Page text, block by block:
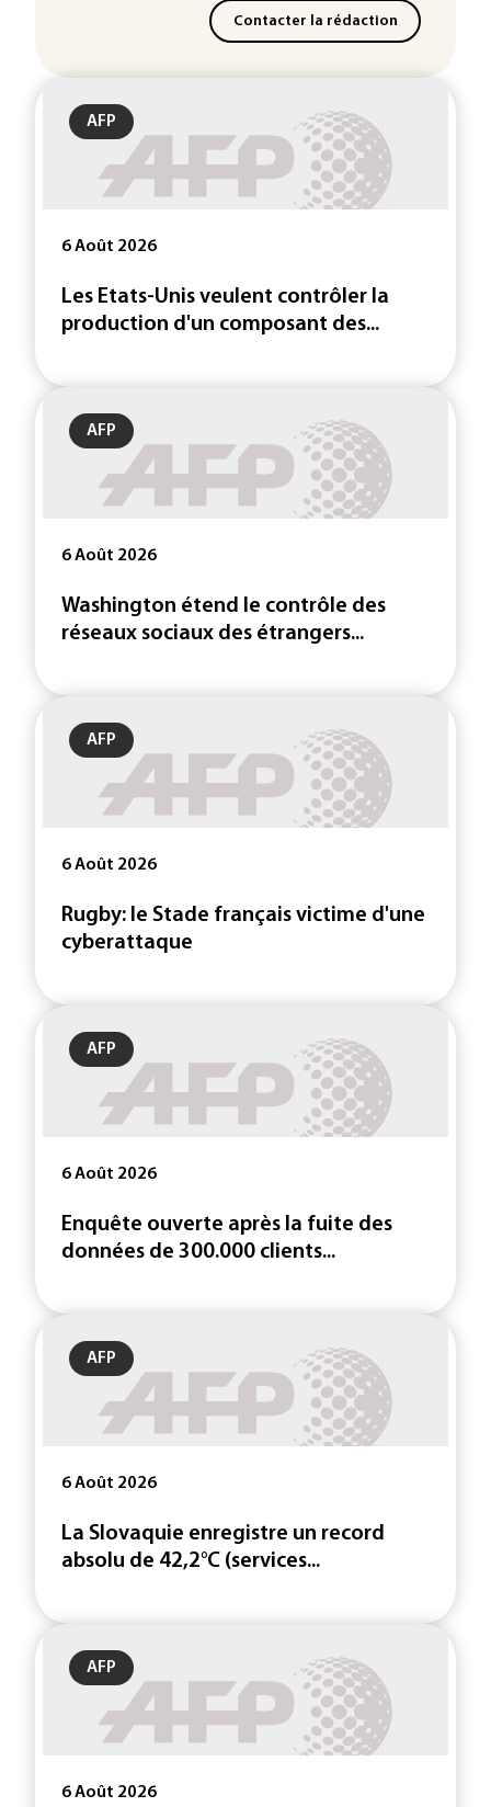
Contacter la rédaction
AFP
6 Août 2026
Les Etats-Unis veulent contrôler la
production d'un composant des...
AFP
6 Août 2026
Washington étend le contrôle des
réseaux sociaux des étrangers...
AFP
6 Août 2026
Rugby: le Stade français victime d'une
cyberattaque
AFP
6 Août 2026
Enquête ouverte après la fuite des
données de 300.000 clients...
AFP
6 Août 2026
La Slovaquie enregistre un record
absolu de 42,2°C (services...
AFP
6 Août 2026